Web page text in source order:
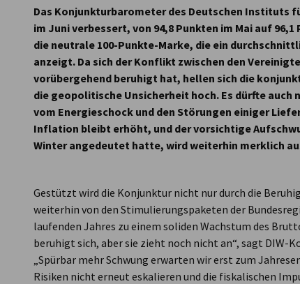
Das Konjunkturbarometer des Deutschen Instituts
im Juni verbessert, von 94,8 Punkten im Mai auf
die neutrale 100-Punkte-Marke, die ein
anzeigt. Da sich der Konflikt zwischen den
vorübergehend beruhigt hat, hellen sich die
die geopolitische Unsicherheit hoch. Es dürfte
vom Energieschock und den Störungen einiger
Inflation bleibt erhöht, und der vorsichtige
Winter angedeutet hatte, wird weiterhin merklich
Gestützt wird die Konjunktur nicht nur durch die
weiterhin von den Stimulierungspaketen der
laufenden Jahres zu einem soliden Wachstum des
beruhigt sich, aber sie zieht noch nicht an“, sagt DIW-
„Spürbar mehr Schwung erwarten wir erst zum
Risiken nicht erneut eskalieren und die fiskalischen